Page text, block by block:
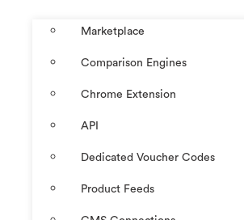
Marketplace
Comparison Engines
Chrome Extension
API
Dedicated Voucher Codes
Product Feeds